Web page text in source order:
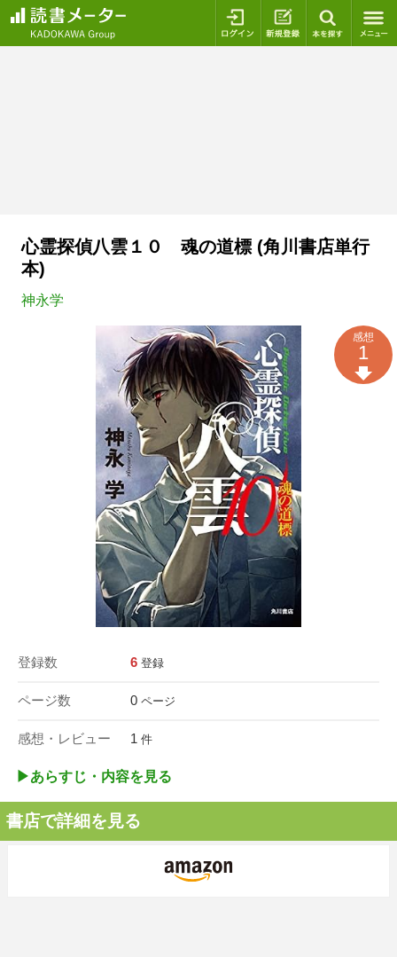
ログイン 新規登録
心霊探偵八雲１０ 魂の道標 (角川書店単行
本)
神永学
登録数 6 登録
ページ数 0 ページ
感想・レビュー 1 件
感想
1
▶︎あらすじ・内容を見る
書店で詳細を見る